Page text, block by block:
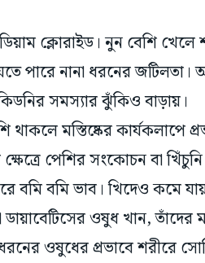
ক্লোরাইড। নুন বেশি খেলে
পারে নানা ধরনের
সমস্যার ঝুঁকিও বাড়ায়।
থাকলে মস্তিষ্কের কার্যকলাপে
পেশির সংকোচন বা খিঁচুনি
বমি বমি ভাব। খিদেও কমে
ডায়াবেটিসের ওষুধ খান,
ওষুধের প্রভাবে শরীরে